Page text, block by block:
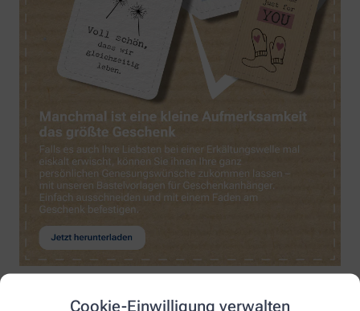
Cookie-Einwilligung verwalten